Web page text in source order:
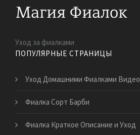
Уход за фиалками
ПОПУЛЯРНЫЕ СТРАНИЦЫ
Уход Домашними Фиалками Видео
Фиалка Сорт Барби
Фиалка Краткое Описание и Уход